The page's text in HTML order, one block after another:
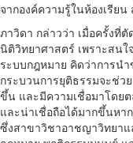
จากองค์ความรู้ในห้องเรีย
ภาวิดา กล่าวว่า เมื่อครั้งที่
นิติวิทยาศาสตร์ เพราะสนใ
ระบบกฎหมาย คิดว่าการน
กระบวนการยุติธรรมจะช่ว
ขึ้น และมีความเชื่อมาโดย
และน่าเชื่อถือได้มากขึ้นหา
ซึ่งสาขาวิชาอาชญาวิทยาแ